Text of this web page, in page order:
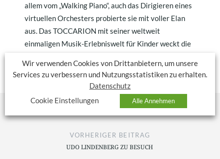
allem vom „Walking Piano“, auch das Dirigieren eines
virtuellen Orchesters probierte sie mit voller Elan
aus. Das TOCCARION mit seiner weltweit
einmaligen Musik-Erlebniswelt für Kinder weckt die
VORHERIGER BEITRAG
UDO LINDENBERG ZU BESUCH
Wir verwenden Cookies von Drittanbietern, um unsere
Services zu verbessern und Nutzungsstatistiken zu erhalten.
Datenschutz
Cookie Einstellungen
Alle Annehmen